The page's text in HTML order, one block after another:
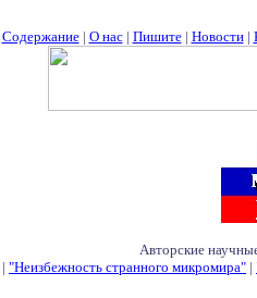
Содержание| О нас| Пишите| Новости|
Авторские
| "Неизбежность странного микромира" |